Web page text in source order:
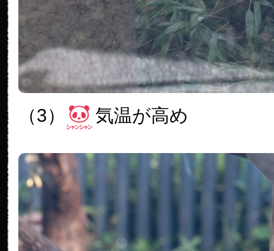
（3） 気温が高め